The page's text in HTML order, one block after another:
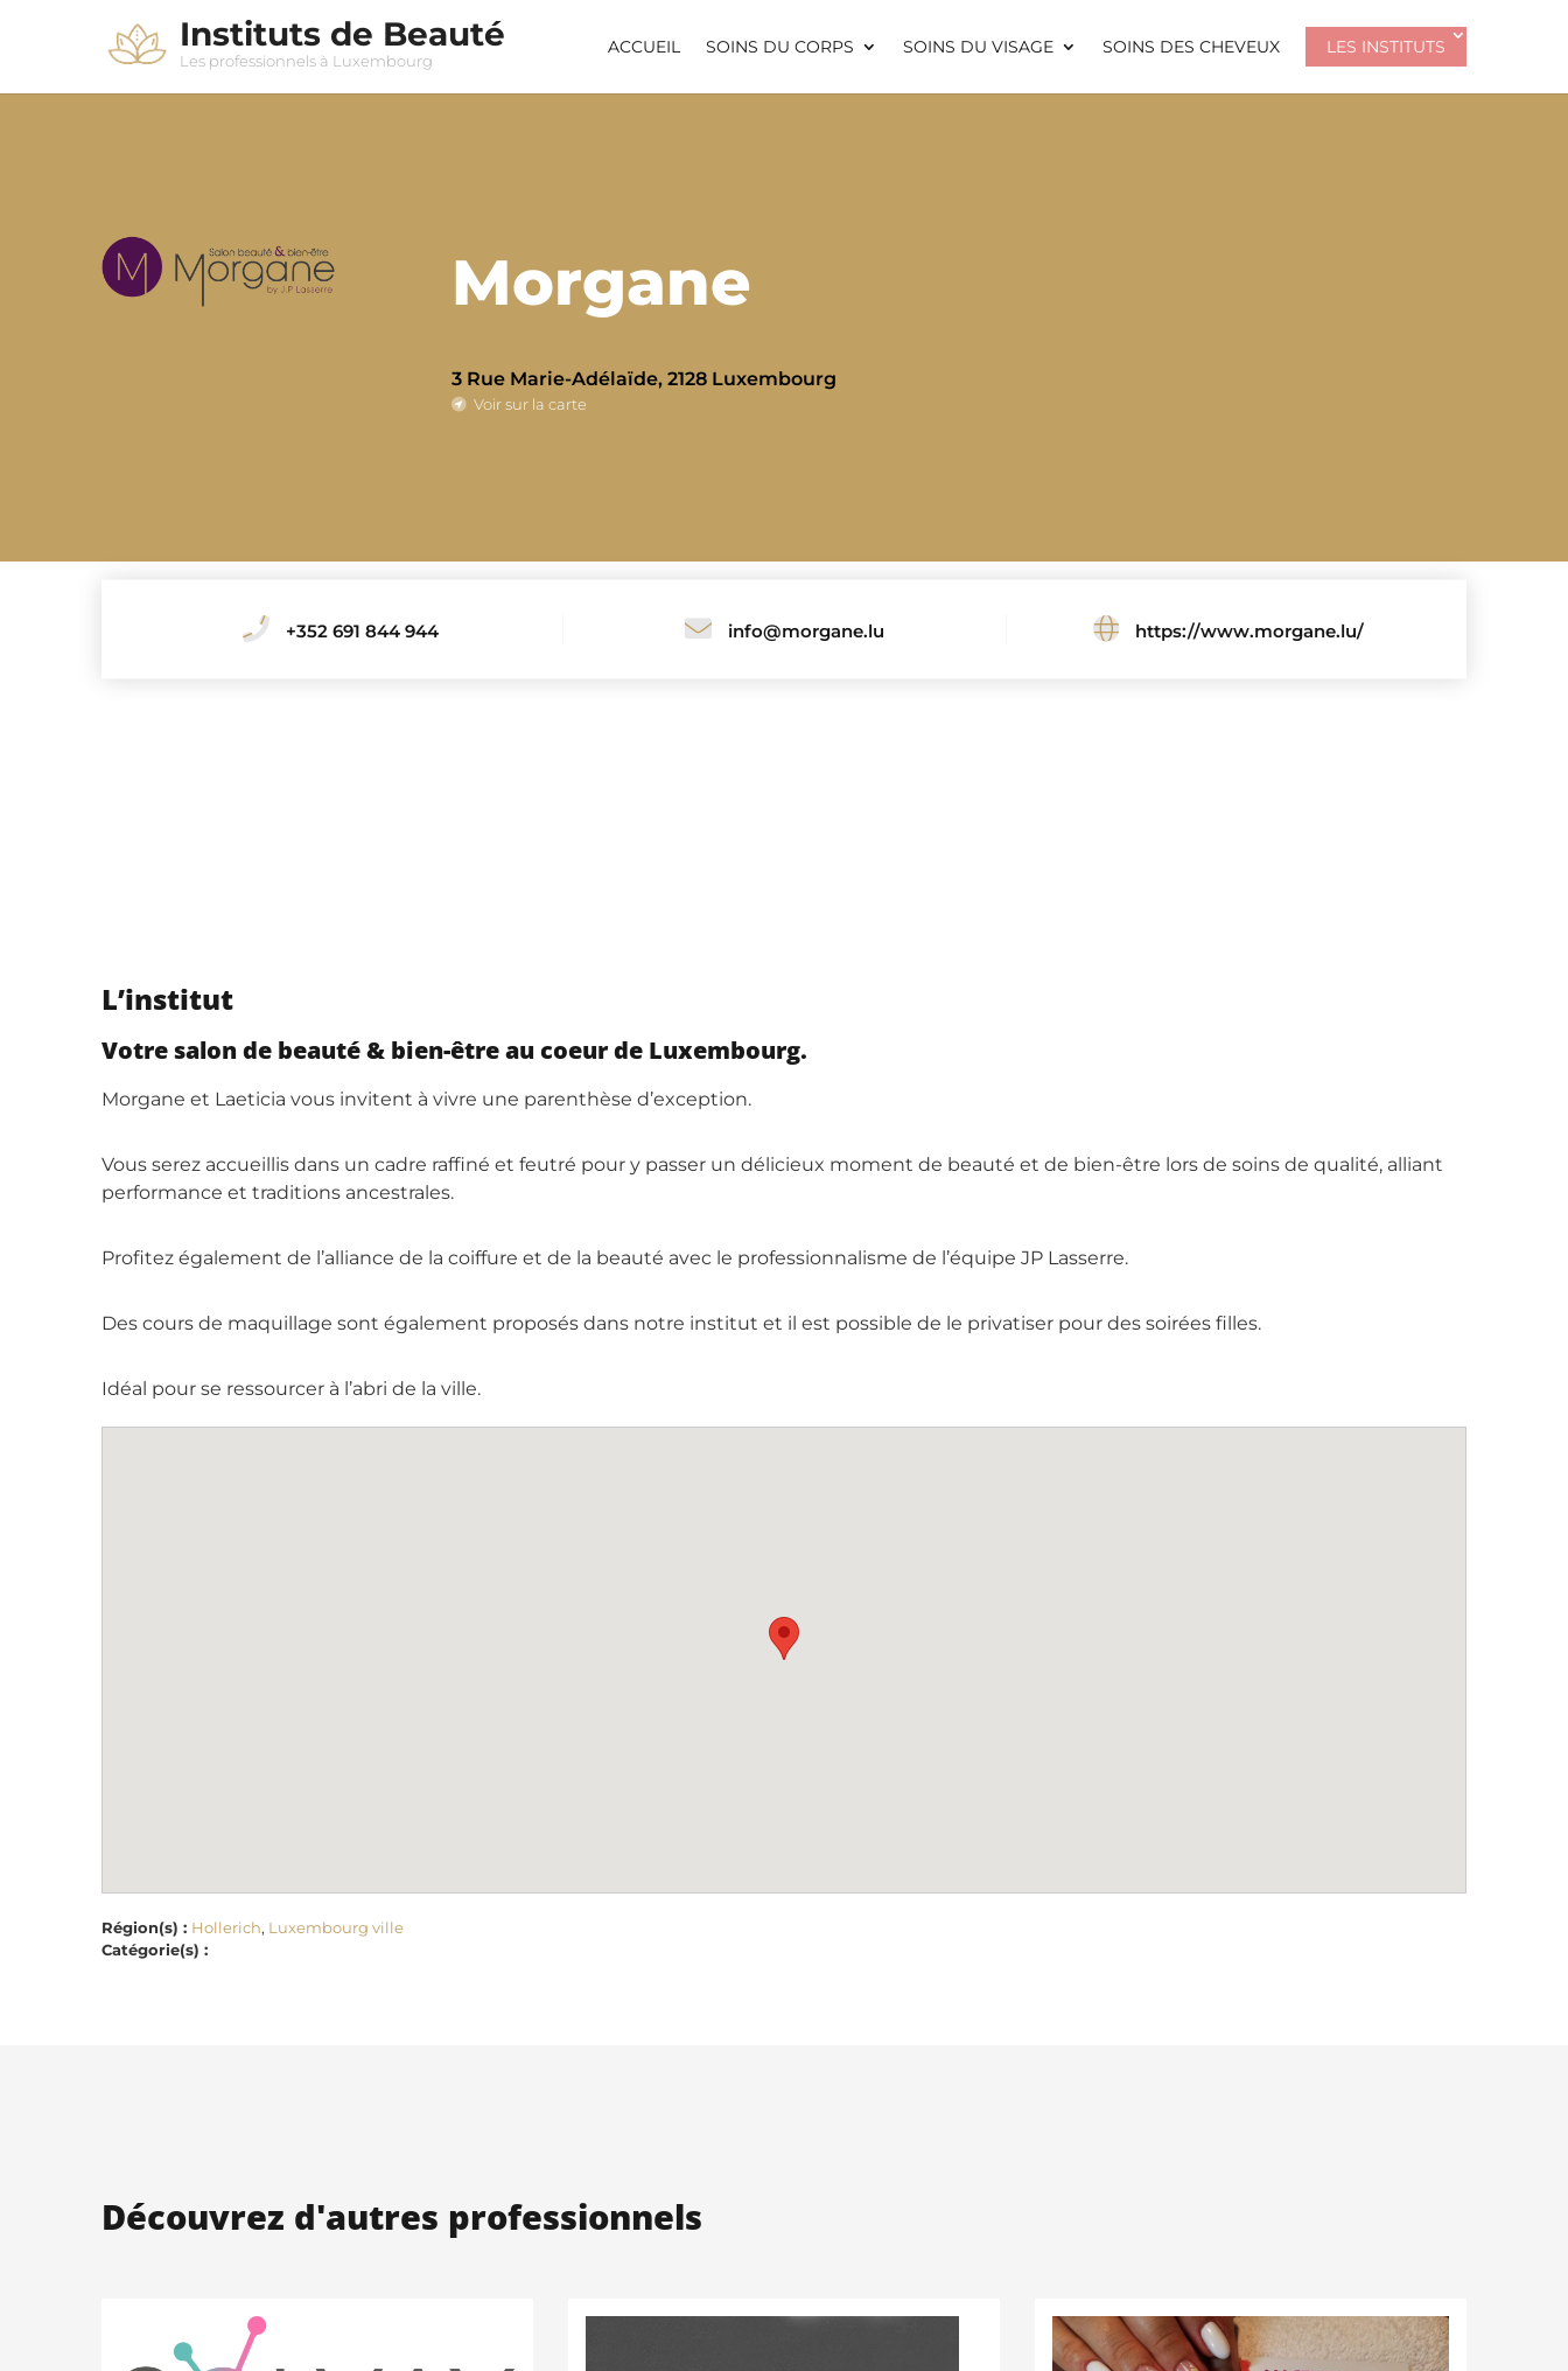
Instituts de Beauté
Les professionnels à Luxembourg
ACCUEIL SOINS DU CORPS SOINS DU VISAGE SOINS DES CHEVEUX LES INSTITUTS
Morgane
3 Rue Marie-Adélaïde, 2128 Luxembourg
Voir sur la carte
+352 691 844 944 info@morgane.lu https://www.morgane.lu/
L’institut
Votre salon de beauté & bien-être au coeur de Luxembourg.
Morgane et Laeticia vous invitent à vivre une parenthèse d’exception.
Vous serez accueillis dans un cadre raffiné et feutré pour y passer un délicieux moment de beauté et de bien-être lors de soins de qualité, alliant
performance et traditions ancestrales.
Profitez également de l’alliance de la coiffure et de la beauté avec le professionnalisme de l’équipe JP Lasserre.
Des cours de maquillage sont également proposés dans notre institut et il est possible de le privatiser pour des soirées filles.
​​​​​​​Idéal pour se ressourcer à l’abri de la ville.
Région(s) : Hollerich, Luxembourg ville
Catégorie(s) :
Découvrez d'autres professionnels